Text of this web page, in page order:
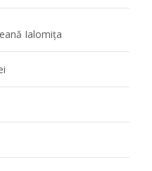
Ialomița